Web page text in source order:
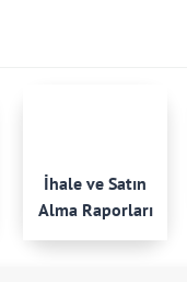
İhale ve Satın
Alma Raporları